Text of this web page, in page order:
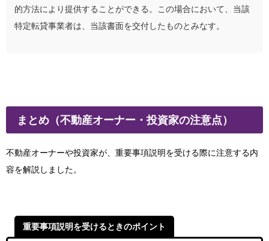
的方法により提供することができる。この場合において、当該
特定転貸事業者は、当該書面を交付したものとみなす。
まとめ（不動産オーナー・投資家の注意点）
不動産オーナーや投資家が、重要事項説明を受ける際に注意する内
容を解説しました。
重要事項説明を受けるときのポイント